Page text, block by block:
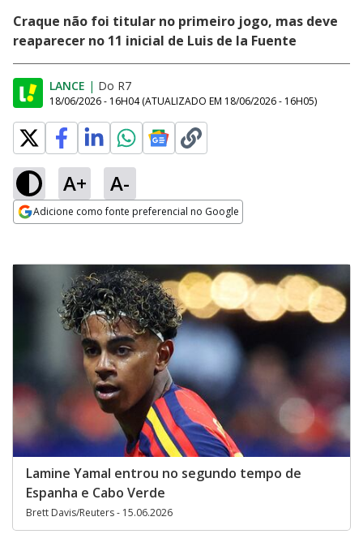
Craque não foi titular no primeiro jogo, mas deve
reaparecer no 11 inicial de Luis de la Fuente
LANCE | Do R7
18/06/2026 - 16H04 (ATUALIZADO EM 18/06/2026 - 16H05)
A+ A-
Adicione como fonte preferencial no Google
Lamine Yamal entrou no segundo tempo de
Espanha e Cabo Verde
Brett Davis/Reuters - 15.06.2026